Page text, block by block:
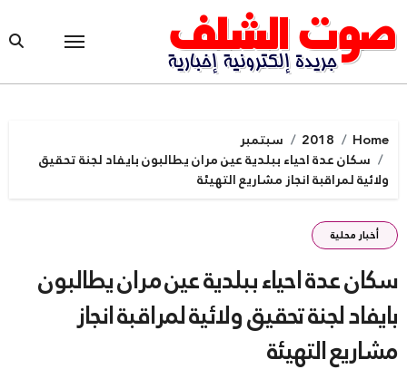
to
content
Home
2018
سبتمبر
سكان عدة احياء ببلدية عين مران يطالبون بايفاد لجنة تحقيق
ولائية لمراقبة انجاز مشاريع التهيئة
أخبار محلية
سكان عدة احياء ببلدية عين مران يطالبون
بايفاد لجنة تحقيق ولائية لمراقبة انجاز
مشاريع التهيئة